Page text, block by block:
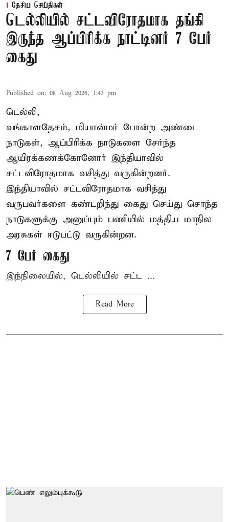
தேசிய செய்திகள்
டெல்லியில் சட்டவிரோதமாக தங்கி
இருந்த ஆப்பிரிக்க நாட்டினர் 7 பேர்
கைது
Published on: 08 Aug 2026, 1:43 pm
டெல்லி,
வங்காளதேசம், மியான்மர் போன்ற அண்டை
நாடுகள், ஆப்பிரிக்க நாடுகளை சேர்ந்த
ஆயிரக்கணக்கோனோர் இந்தியாவில்
சட்டவிரோதமாக வசித்து வருகின்றனர்.
இந்தியாவில் சட்டவிரோதமாக வசித்து
வருபவர்களை கண்டறிந்து கைது செய்து சொந்த
நாடுகளுக்கு அனுப்பும் பணியில் மத்திய மாநில
அரசுகள் ஈடுபட்டு வருகின்றன.
7 பேர் கைது
இந்நிலையில், டெல்லியில் சட்ட ...
Read More